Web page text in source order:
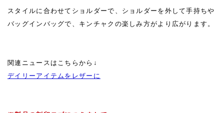
スタイルに合わせてショルダーで、ショルダーを外して手持ちや
バッグインバッグで、キンチャクの楽しみ方がより広がります。
関連ニュースはこちらから↓
デイリーアイテムをレザーに